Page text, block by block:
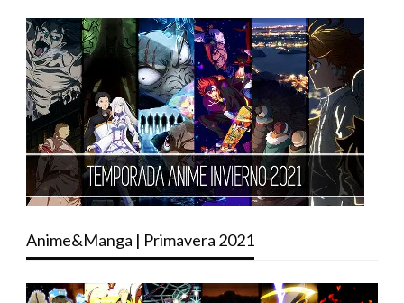
Anime&Manga | Primavera 2021